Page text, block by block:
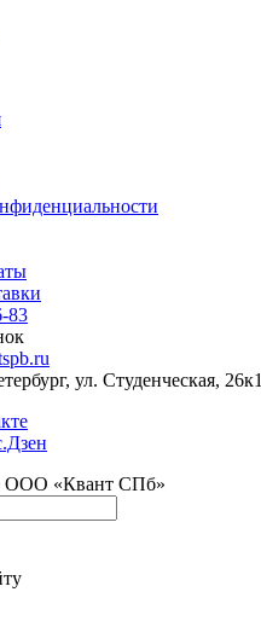
83
ул. Студенческая, 26к1
ООО «Квант СПб»